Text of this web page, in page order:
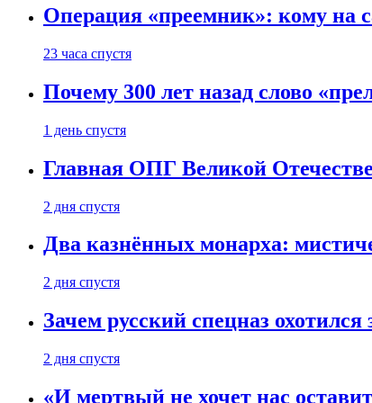
Операция «преемник»: кому на
23 часа спустя
Почему 300 лет назад слово
1 день спустя
Главная ОПГ Великой
2 дня спустя
Два казнённых монарха:
2 дня спустя
Зачем русский спецназ
2 дня спустя
«И мертвый не хочет нас